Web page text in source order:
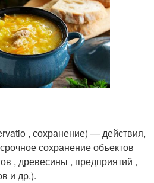
, сохранение) — действия,
сохранение объектов
, древесины , предприятий ,
и др.).